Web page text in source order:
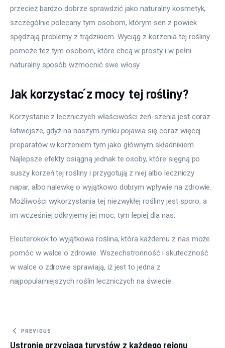
przecież bardzo dobrze sprawdzić jako naturalny kosmetyk,
szczególnie polecany tym osobom, którym sen z powiek
spędzają problemy z trądzikiem. Wyciąg z korzenia tej rośliny
pomoże tez tym osobom, które chcą w prosty i w pełni
naturalny sposób wzmocnić swe włosy.
Jak korzystać z mocy tej rośliny?
Korzystanie z leczniczych właściwości żeń-szenia jest coraz
łatwiejsze, gdyż na naszym rynku pojawia się coraz więcej
preparatów w korzeniem tym jako głównym składnikiem.
Najlepsze efekty osiągną jednak te osoby, które sięgną po
suszy korzeń tej rośliny i przygotują z niej albo leczniczy
napar, albo nalewkę o wyjątkowo dobrym wpływie na zdrowie.
Możliwości wykorzystania tej niezwykłej rośliny jest sporo, a
im wcześniej odkryjemy jej moc, tym lepiej dla nas.
Eleuterokok to wyjątkowa roślina, która każdemu z nas może
pomóc w walce o zdrowie. Wszechstronność i skuteczność
w walce o zdrowie sprawiają, iż jest to jedna z
najpopularniejszych roślin leczniczych na świecie.
Nawigacja wpisu
PREVIOUS
Ustronie przyciąga turystów z każdego rejonu